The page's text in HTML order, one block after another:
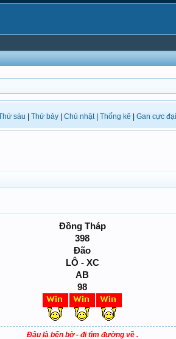
sáu Thứ bảy Chủ nhật| Thống kê Gan cực đại
Đồng Tháp
398
Đão
LÔ - XC
AB
98
Đâu là bến bờ - đi tìm đường về .